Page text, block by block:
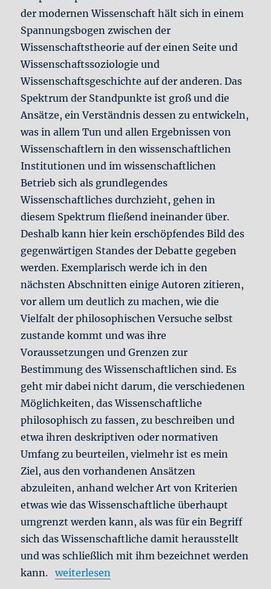
der modernen Wissenschaft hält sich in einem
Spannungsbogen zwischen der
Wissenschaftstheorie auf der einen Seite und
Wissenschaftssoziologie und
Wissenschaftsgeschichte auf der anderen. Das
Spektrum der Standpunkte ist groß und die
Ansätze, ein Verständnis dessen zu entwickeln,
was in allem Tun und allen Ergebnissen von
Wissenschaftlern in den wissenschaftlichen
Institutionen und im wissenschaftlichen
Betrieb sich als grundlegendes
Wissenschaftliches durchzieht, gehen in
diesem Spektrum fließend ineinander über.
Deshalb kann hier kein erschöpfendes Bild des
gegenwärtigen Standes der Debatte gegeben
werden. Exemplarisch werde ich in den
nächsten Abschnitten einige Autoren zitieren,
vor allem um deutlich zu machen, wie die
Vielfalt der philosophischen Versuche selbst
zustande kommt und was ihre
Voraussetzungen und Grenzen zur
Bestimmung des Wissenschaftlichen sind. Es
geht mir dabei nicht darum, die verschiedenen
Möglichkeiten, das Wissenschaftliche
philosophisch zu fassen, zu beschreiben und
etwa ihren deskriptiven oder normativen
Umfang zu beurteilen, vielmehr ist es mein
Ziel, aus den vorhandenen Ansätzen
abzuleiten, anhand welcher Art von Kriterien
etwas wie das Wissenschaftliche überhaupt
umgrenzt werden kann, als was für ein Begriff
sich das Wissenschaftliche damit herausstellt
und was schließlich mit ihm bezeichnet werden
kann.„Wissenschaft als Theoriendynamik“
weiterlesen